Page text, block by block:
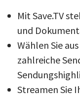
Mit Save.TV
und
Wählen Sie
zahlreiche
Streamen Sie